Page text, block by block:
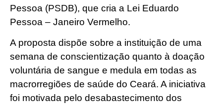
Pessoa (PSDB), que cria a Lei Eduardo
Pessoa – Janeiro Vermelho.
A proposta dispõe sobre a instituição de uma
semana de conscientização quanto à doação
voluntária de sangue e medula em todas as
macrorregiões de saúde do Ceará. A iniciativa
foi motivada pelo desabastecimento dos